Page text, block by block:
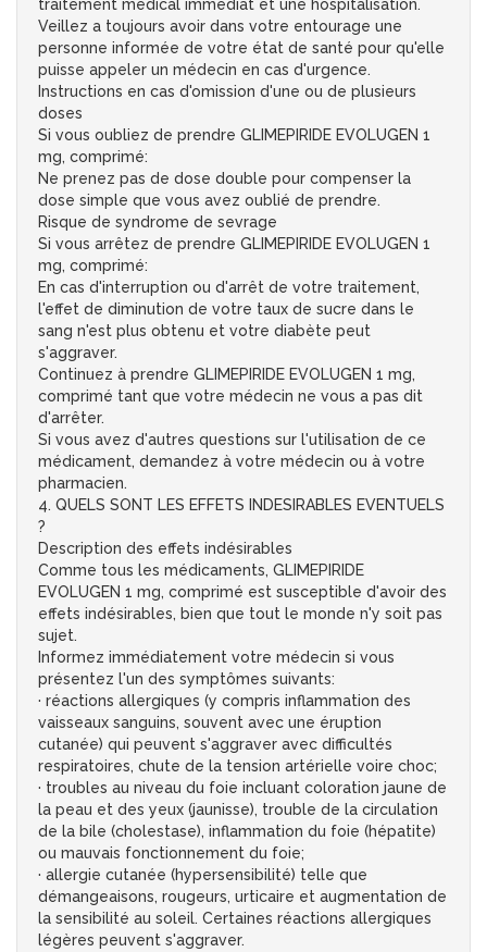
traitement médical immédiat et une hospitalisation.
Veillez a toujours avoir dans votre entourage une
personne informée de votre état de santé pour qu'elle
puisse appeler un médecin en cas d'urgence.
Instructions en cas d'omission d'une ou de plusieurs
doses
Si vous oubliez de prendre GLIMEPIRIDE EVOLUGEN 1
mg, comprimé:
Ne prenez pas de dose double pour compenser la
dose simple que vous avez oublié de prendre.
Risque de syndrome de sevrage
Si vous arrêtez de prendre GLIMEPIRIDE EVOLUGEN 1
mg, comprimé:
En cas d'interruption ou d'arrêt de votre traitement,
l'effet de diminution de votre taux de sucre dans le
sang n'est plus obtenu et votre diabète peut
s'aggraver.
Continuez à prendre GLIMEPIRIDE EVOLUGEN 1 mg,
comprimé tant que votre médecin ne vous a pas dit
d'arrêter.
Si vous avez d'autres questions sur l'utilisation de ce
médicament, demandez à votre médecin ou à votre
pharmacien.
4. QUELS SONT LES EFFETS INDESIRABLES EVENTUELS
?
Description des effets indésirables
Comme tous les médicaments, GLIMEPIRIDE
EVOLUGEN 1 mg, comprimé est susceptible d'avoir des
effets indésirables, bien que tout le monde n'y soit pas
sujet.
Informez immédiatement votre médecin si vous
présentez l'un des symptômes suivants:
· réactions allergiques (y compris inflammation des
vaisseaux sanguins, souvent avec une éruption
cutanée) qui peuvent s'aggraver avec difficultés
respiratoires, chute de la tension artérielle voire choc;
· troubles au niveau du foie incluant coloration jaune de
la peau et des yeux (jaunisse), trouble de la circulation
de la bile (cholestase), inflammation du foie (hépatite)
ou mauvais fonctionnement du foie;
· allergie cutanée (hypersensibilité) telle que
démangeaisons, rougeurs, urticaire et augmentation de
la sensibilité au soleil. Certaines réactions allergiques
légères peuvent s'aggraver.